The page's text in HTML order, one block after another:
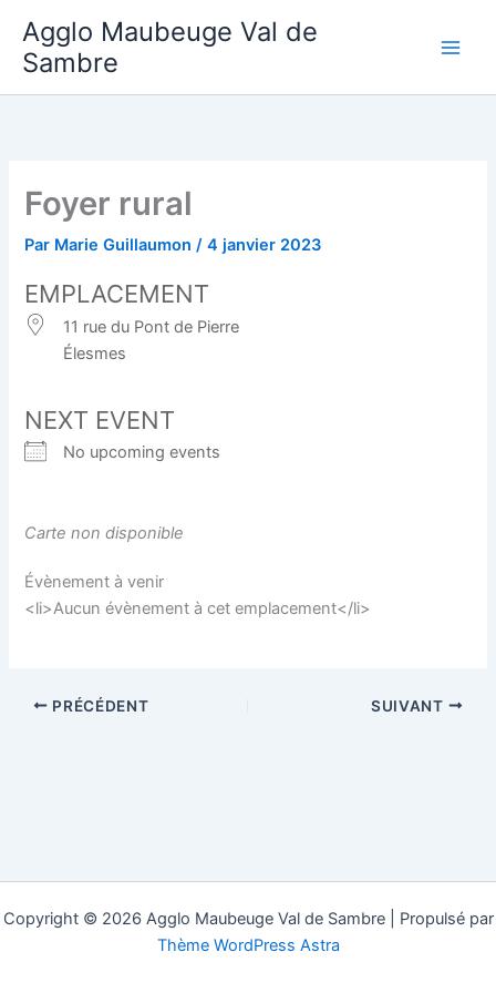
contenu
Agglo Maubeuge Val de
Sambre
Foyer rural
Par Marie Guillaumon/4 janvier 2023
EMPLACEMENT
11 rue du Pont de Pierre
Élesmes
NEXT EVENT
No upcoming events
Carte non disponible
Évènement à venir
<li>Aucun évènement à cet emplacement</li>
PRÉCÉDENT SUIVANT
Copyright © 2026 Agglo Maubeuge Val de Sambre | Propulsé par
Thème WordPress Astra